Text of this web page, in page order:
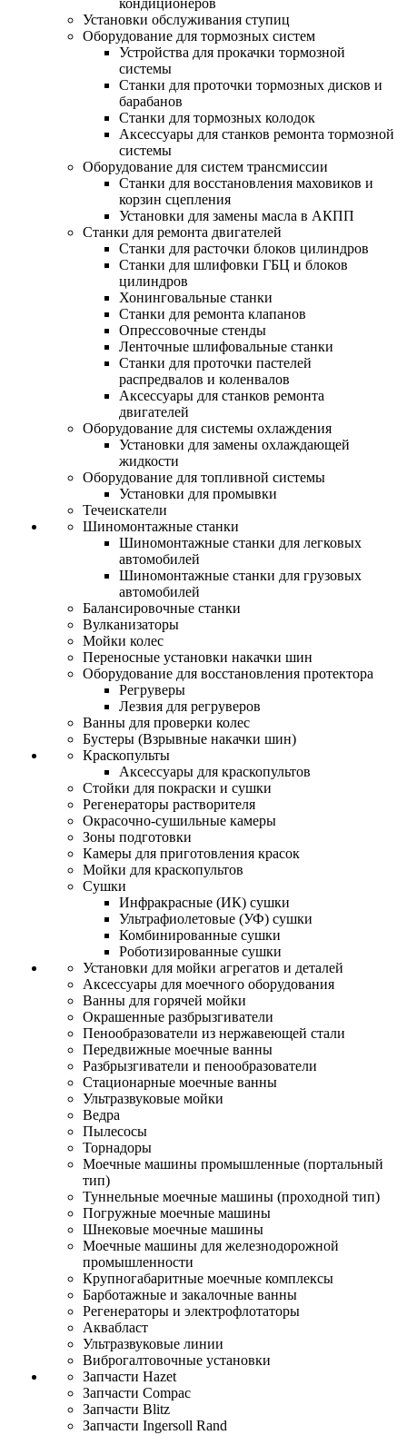
кондиционеров
Установки обслуживания ступиц
Оборудование для тормозных систем
Устройства для прокачки тормозной
системы
Станки для проточки тормозных дисков и
барабанов
Станки для тормозных колодок
Аксессуары для станков ремонта тормозной
системы
Оборудование для систем трансмиссии
Станки для восстановления маховиков и
корзин сцепления
Установки для замены масла в АКПП
Станки для ремонта двигателей
Станки для расточки блоков цилиндров
Станки для шлифовки ГБЦ и блоков
цилиндров
Хонинговальные станки
Станки для ремонта клапанов
Опрессовочные стенды
Ленточные шлифовальные станки
Станки для проточки пастелей
распредвалов и коленвалов
Аксессуары для станков ремонта
двигателей
Оборудование для системы охлаждения
Установки для замены охлаждающей
жидкости
Оборудование для топливной системы
Установки для промывки
Течеискатели
Шиномонтажные станки
Шиномонтажные станки для легковых
автомобилей
Шиномонтажные станки для грузовых
автомобилей
Балансировочные станки
Вулканизаторы
Мойки колес
Переносные установки накачки шин
Оборудование для восстановления протектора
Регруверы
Лезвия для регруверов
Ванны для проверки колес
Бустеры (Взрывные накачки шин)
Краскопульты
Аксессуары для краскопультов
Стойки для покраски и сушки
Регенераторы растворителя
Окрасочно-сушильные камеры
Зоны подготовки
Камеры для приготовления красок
Мойки для краскопультов
Сушки
Инфракрасные (ИК) сушки
Ультрафиолетовые (УФ) сушки
Комбинированные сушки
Роботизированные сушки
Установки для мойки агрегатов и деталей
Аксессуары для моечного оборудования
Ванны для горячей мойки
Окрашенные разбрызгиватели
Пенообразователи из нержавеющей стали
Передвижные моечные ванны
Разбрызгиватели и пенообразователи
Стационарные моечные ванны
Ультразвуковые мойки
Ведра
Пылесосы
Торнадоры
Моечные машины промышленные (портальный
тип)
Туннельные моечные машины (проходной тип)
Погружные моечные машины
Шнековые моечные машины
Моечные машины для железнодорожной
промышленности
Крупногабаритные моечные комплексы
Барботажные и закалочные ванны
Регенераторы и электрофлотаторы
Аквабласт
Ультразвуковые линии
Виброгалтовочные установки
Запчасти Hazet
Запчасти Compac
Запчасти Blitz
Запчасти Ingersoll Rand